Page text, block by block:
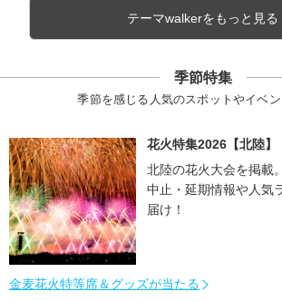
テーマwalkerをもっと見る
季節特集
季節を感じる人気のスポットやイベ
花火特集2026【北陸】
北陸の花火大会を掲載
中止・延期情報や人気
届け！
金麦花火特等席＆グッズが当たる